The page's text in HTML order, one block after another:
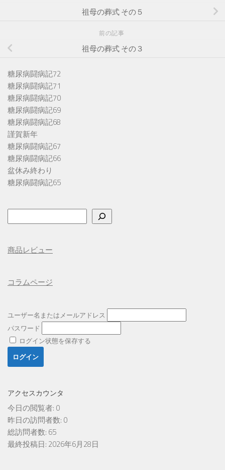
祖母の葬式 その５
前の記事
祖母の葬式 その３
糖尿病闘病記72
糖尿病闘病記71
糖尿病闘病記70
糖尿病闘病記69
糖尿病闘病記68
謹賀新年
糖尿病闘病記67
糖尿病闘病記66
盆休み終わり
糖尿病闘病記65
索
商品レビュー
コラムページ
ユーザー名またはメールアドレス
パスワード
ログイン状態を保存する
アクセスカウンタ
今日の閲覧者: 0
昨日の訪問者数: 0
総訪問者数: 65
最終投稿日: 2026年6月28日